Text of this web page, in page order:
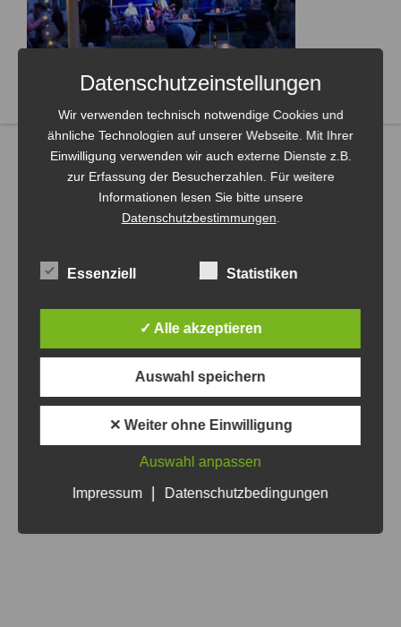
Datenschutzeinstellungen
Wir verwenden technisch notwendige Cookies und
ähnliche Technologien auf unserer Webseite. Mit Ihrer
Einwilligung verwenden wir auch externe Dienste z.B.
zur Erfassung der Besucherzahlen. Für weitere
Informationen lesen Sie bitte unsere
Datenschutzbestimmungen
Essenziell Statistiken
✓ Alle akzeptieren
Auswahl speichern
✕ Weiter ohne Einwilligung
Auswahl anpassen
Impressum Datenschutzbedingungen